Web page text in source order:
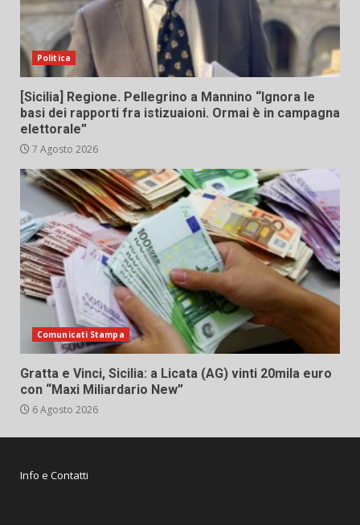
Politica
[Sicilia] Regione. Pellegrino a Mannino “Ignora le
basi dei rapporti fra istizuaioni. Ormai è in campagna
elettorale”
7 Agosto 2026
Comunicati Stampa
Gratta e Vinci, Sicilia: a Licata (AG) vinti 20mila euro
con “Maxi Miliardario New”
6 Agosto 2026
Info e Contatti